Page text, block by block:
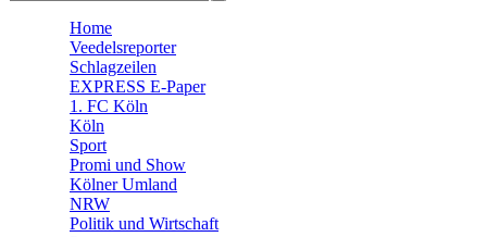
🛒 Shoppingwelt
Home
Veedelsreporter
Schlagzeilen
EXPRESS E-Paper
1. FC Köln
Köln
Sport
Promi und Show
Kölner Umland
NRW
Politik und Wirtschaft